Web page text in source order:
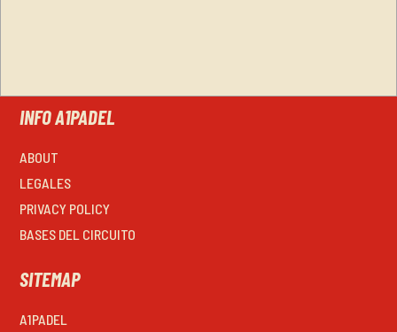
INFO A1PADEL
ABOUT
LEGALES
PRIVACY POLICY
BASES DEL CIRCUITO
SITEMAP
A1PADEL